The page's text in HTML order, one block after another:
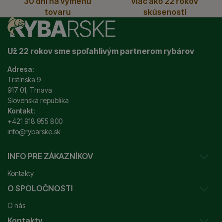
tovaru
skúseností
Už 22 rokov sme spoľahlivým partnerom rybárov
Adresa:
Trstínska 9
917 01, Trnava
Slovenská republika
Kontakt:
+421 918 955 800
info@rybarske.sk
INFO PRE ZÁKAZNÍKOV
Kontakty
Sledovanie vašej zásielky
Ako reklamovať / vrátiť tovar
O SPOLOČNOSTI
O nás